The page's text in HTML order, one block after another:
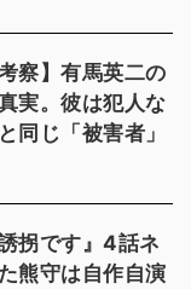
察】有馬英二の
実。彼は犯人な
同じ「被害者」
拐です』4話ネ
熊守は自作自演